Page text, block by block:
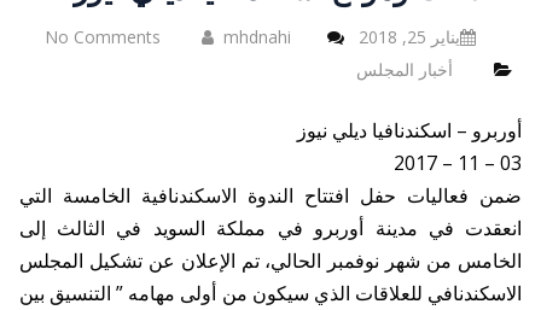
يناير 25, 2018 No Comments
mhdnahi
أخبار المجلس
أوربرو – اسكندنافيا ديلي نيوز
03 – 11 – 2017
ضمن فعاليات حفل افتتاح الندوة الاسكندنافية الخامسة التي
انعقدت في مدينة أوربرو في مملكة السويد في الثالث إلى
الخامس من شهر نوفمبر الحالي، تم الإعلان عن تشكيل المجلس
الاسكندنافي للعلاقات الذي سيكون من أولى مهامه ” التنسيق بين